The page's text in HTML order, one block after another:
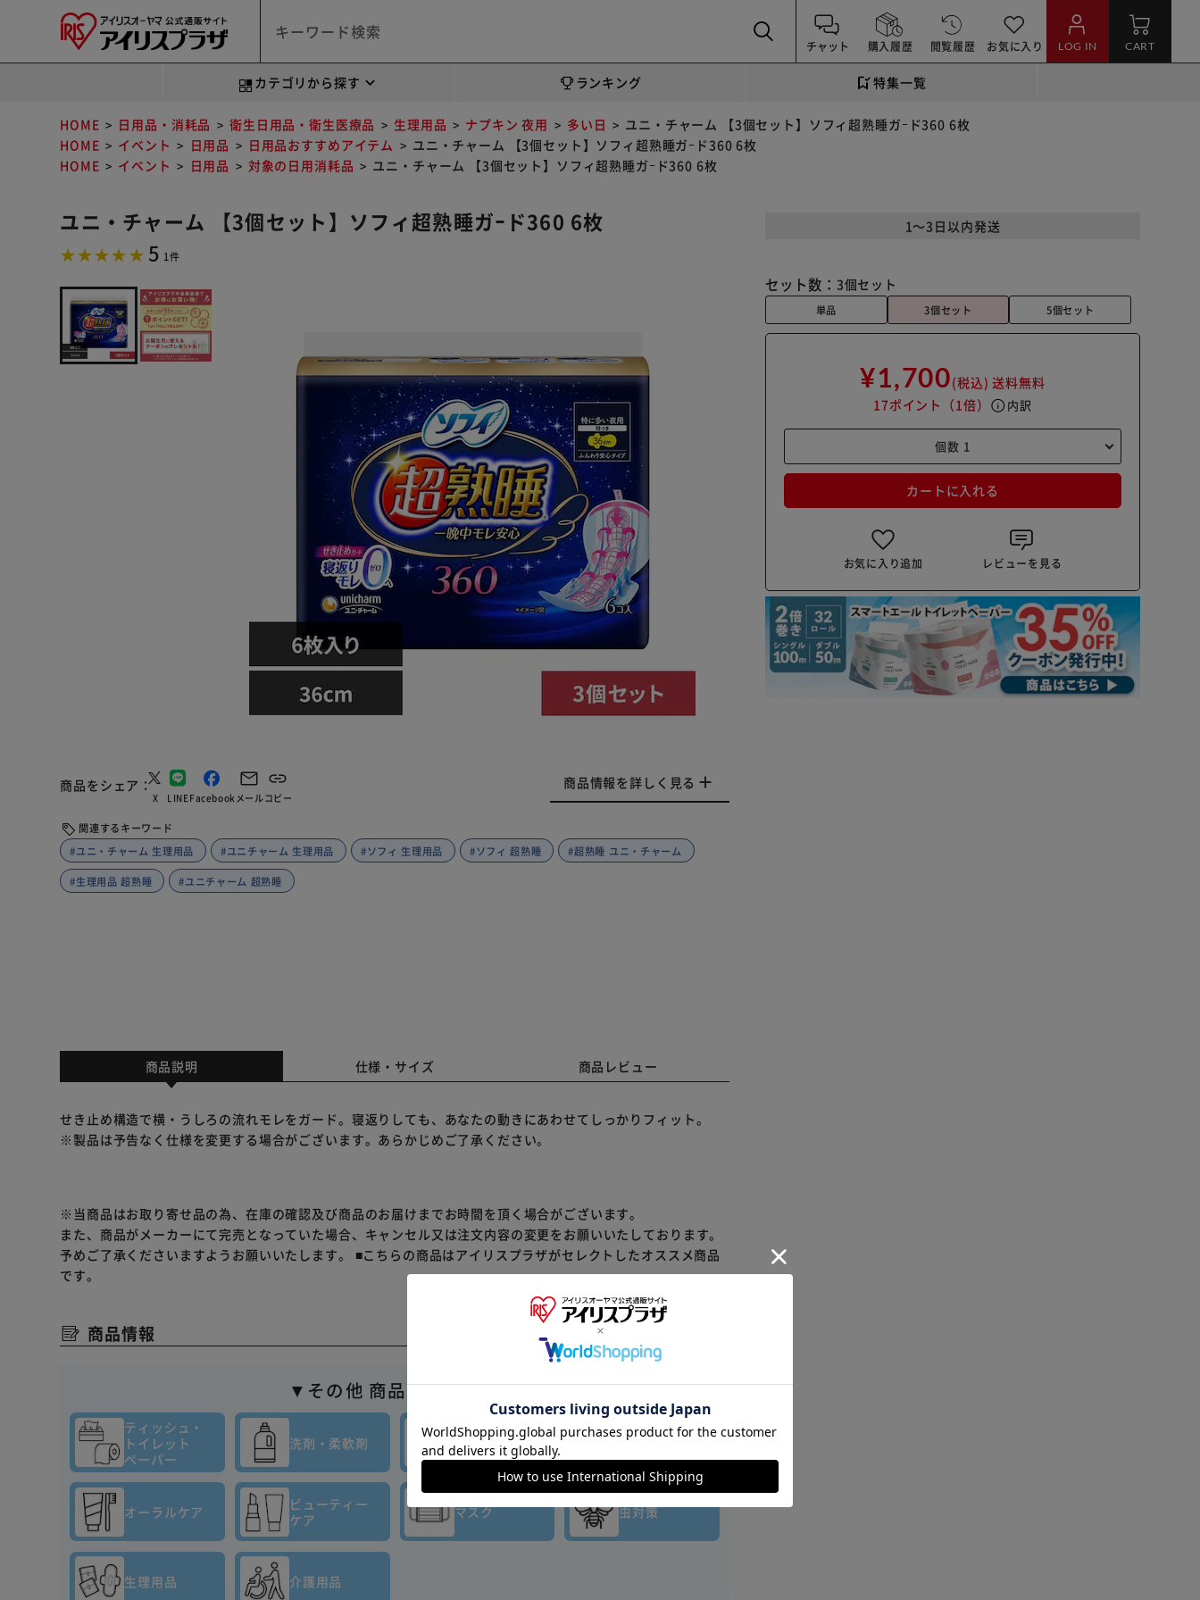
チャット 購入履歴 閲覧履歴 お気に入り LOG IN CART
カテゴリから探す ランキング 特集一覧
HOME 日用品・消耗品 衛生日用品・衛生医療品 生理用品 ナプキン 夜用 多い日
ユニ・チャーム 【3個セット】ソフィ超熟睡ガｰド360 6枚
HOME
イベント 日用品 日用品おすすめアイテム
ユニ・チャーム 【3個セット】ソフィ超熟睡ガｰド360 6枚
HOME
イベント 日用品 対象の日用消耗品 ユニ・チャーム 【3個セット】ソフィ超熟睡ガｰド360 6枚
ユニ・チャーム 【3個セット】ソフィ超熟睡ガｰド360 6枚
5 1件
商品をシェア
X LINEFacebookメールコピー
商品情報を詳しく見る
関連するキーワード
#ユニ・チャーム 生理用品
#ユニチャーム 生理用品 #ソフィ 生理用品 #ソフィ 超熟睡 #超熟睡 ユニ・チャーム
#生理用品 超熟睡 #ユニチャーム 超熟睡
1～3日以内発送
セット数： 3個セット
単品 3個セット 5個セット
¥1,700(税込) 送料無料
17ポイント （1倍） info 内訳
カートに入れる
お気に入り追加 レビューを見る
商品説明 仕様・サイズ 商品レビュー
せき止め構造で横・うしろの流れモレをガード。寝返りしても、あなたの動きにあわせてしっかりフィット。
※製品は予告なく仕様を変更する場合がございます。あらかじめご了承ください。
※当商品はお取り寄せ品の為、在庫の確認及び商品のお届けまでお時間を頂く場合がございます。
また、商品がメーカーにて完売となっていた場合、キャンセル又は注文内容の変更をお願いいたしております。
予めご了承くださいますようお願いいたします。 ■こちらの商品はアイリスプラザがセレクトしたオススメ商品
です。
商品情報
▼その他 商品はこちら▼
ティッシュ・
トイレット
ペーパー
洗剤・柔軟剤
キッチン
消耗品
バス・
オーラルケア
ビューティー
ケア
マスク 虫対策
生理用品 介護用品
※ご確認ください